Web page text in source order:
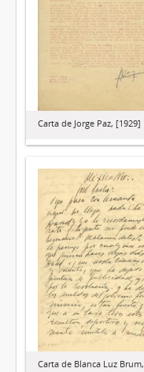
Carta de Jorge Paz, [1929]
Carta de Blanca Luz Brum,